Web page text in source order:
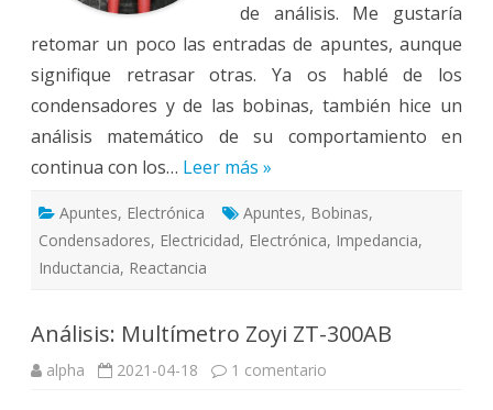
de análisis. Me gustaría
retomar un poco las entradas de apuntes, aunque
signifique retrasar otras. Ya os hablé de los
condensadores y de las bobinas, también hice un
análisis matemático de su comportamiento en
continua con los… Leer más »
Apuntes, Electrónica Apuntes, Bobinas,
Condensadores, Electricidad, Electrónica, Impedancia,
Inductancia, Reactancia
Análisis: Multímetro Zoyi ZT-300AB
alpha 2021-04-18 1 comentario